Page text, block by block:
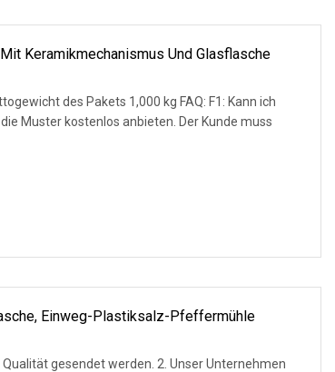
Keramikmechanismus Und Glasflasche
des Pakets 1,000 kg FAQ: F1: Kann ich
Muster kostenlos anbieten. Der Kunde muss
Einweg-Plastiksalz-Pfeffermühle
gesendet werden. 2. Unser Unternehmen